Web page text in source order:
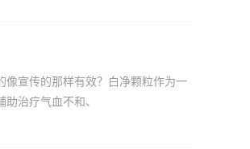
像宣传的那样有效？白净颗粒作为一
治疗气血不和、